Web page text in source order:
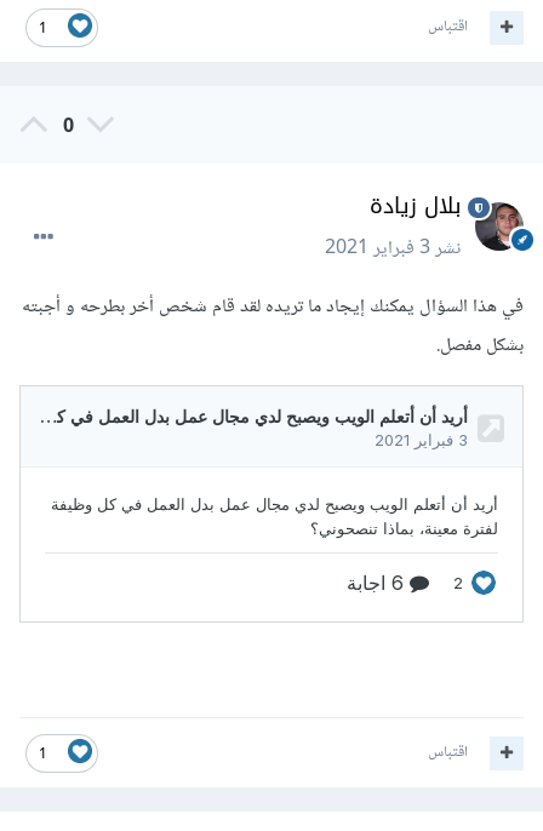
1 اقتباس
0
بلال زيادة
نشر3 فبراير 2021
في هذا السؤال يمكنك إيجاد ما تريده لقد قام شخص أخر بطرحه و أجبته
بشكل مفصل.
1 اقتباس